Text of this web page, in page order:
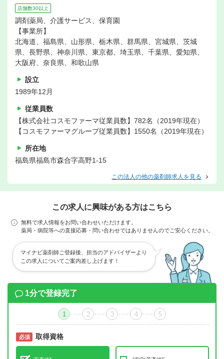
店舗数30以上
調剤薬局、介護サービス、保育園
【事業所】
北海道、福島県、山形県、栃木県、群馬県、宮城県、茨城
県、長野県、神奈川県、東京都、埼玉県、千葉県、愛知県、
大阪府、奈良県、和歌山県
設立
1989年12月
従業員数
【株式会社コスモファーマ従業員数】782名（2019年現在）
【コスモファーマグループ従業員数】1550名（2019年現在）
所在地
福島県福島市森合字高野1-15
この法人の他の薬剤師求人を見る
この求人に興味がある方はこちら
無料で求人情報をお問い合わせいただけます。
薬局・病院等への直接応募・問い合わせではありませんのでご安心ください。
マイナビ薬剤師ご登録後、担当のアドバイザーより
この求人についてご案内差し上げます！
1分で登録完了
1 2 3 4 5
必須 取得資格